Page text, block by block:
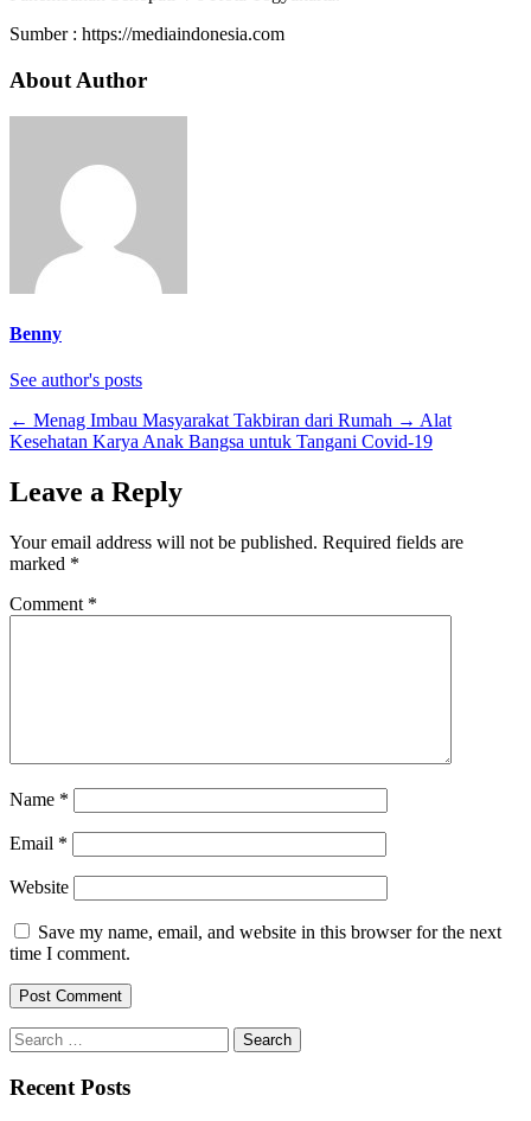
Sumber : https://mediaindonesia.com
About Author
Benny
See author's posts
← Menag Imbau Masyarakat Takbiran dari Rumah → Alat
Kesehatan Karya Anak Bangsa untuk Tangani Covid-19
Leave a Reply
Your email address will not be published. Required fields are
marked *
Comment *
Name *
Email *
Website
Save my name, email, and website in this browser for the next
time I comment.
Search
for:
Recent Posts